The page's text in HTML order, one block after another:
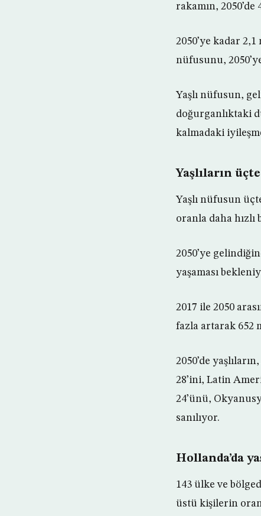
rakamın,
2050’ye kadar
nüfusunu,
Yaşlı nüfusun,
doğurganlıktaki
kalmadaki
Yaşlıların
Yaşlı nüfusun
oranla daha hızlı
2050’ye
yaşaması
2017 ile 2050
fazla artarak 652
2050’de
28’ini, Latin
24’ünü,
sanılıyor.
Hollanda’da
143 ülke ve
üstü kişilerin